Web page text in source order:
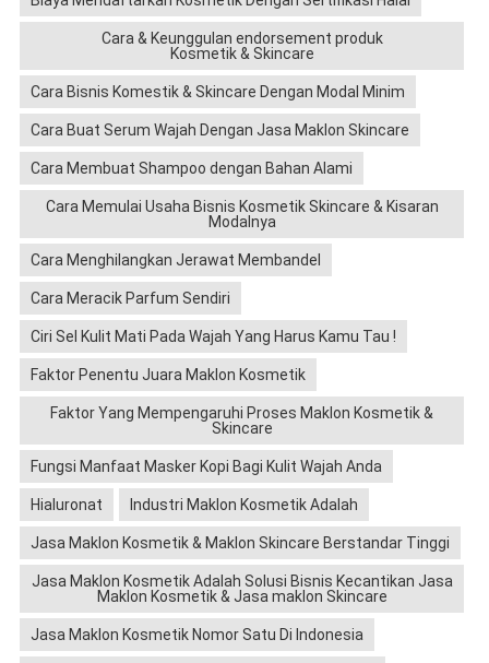
Cara & Keunggulan endorsement produk
Kosmetik & Skincare
Cara Bisnis Komestik & Skincare Dengan Modal Minim
Cara Buat Serum Wajah Dengan Jasa Maklon Skincare
Cara Membuat Shampoo dengan Bahan Alami
Cara Memulai Usaha Bisnis Kosmetik Skincare & Kisaran
Modalnya
Cara Menghilangkan Jerawat Membandel
Cara Meracik Parfum Sendiri
Ciri Sel Kulit Mati Pada Wajah Yang Harus Kamu Tau !
Faktor Penentu Juara Maklon Kosmetik
Faktor Yang Mempengaruhi Proses Maklon Kosmetik &
Skincare
Fungsi Manfaat Masker Kopi Bagi Kulit Wajah Anda
Hialuronat Industri Maklon Kosmetik Adalah
Jasa Maklon Kosmetik & Maklon Skincare Berstandar Tinggi
Jasa Maklon Kosmetik Adalah Solusi Bisnis Kecantikan Jasa
Maklon Kosmetik & Jasa maklon Skincare
Jasa Maklon Kosmetik Nomor Satu Di Indonesia